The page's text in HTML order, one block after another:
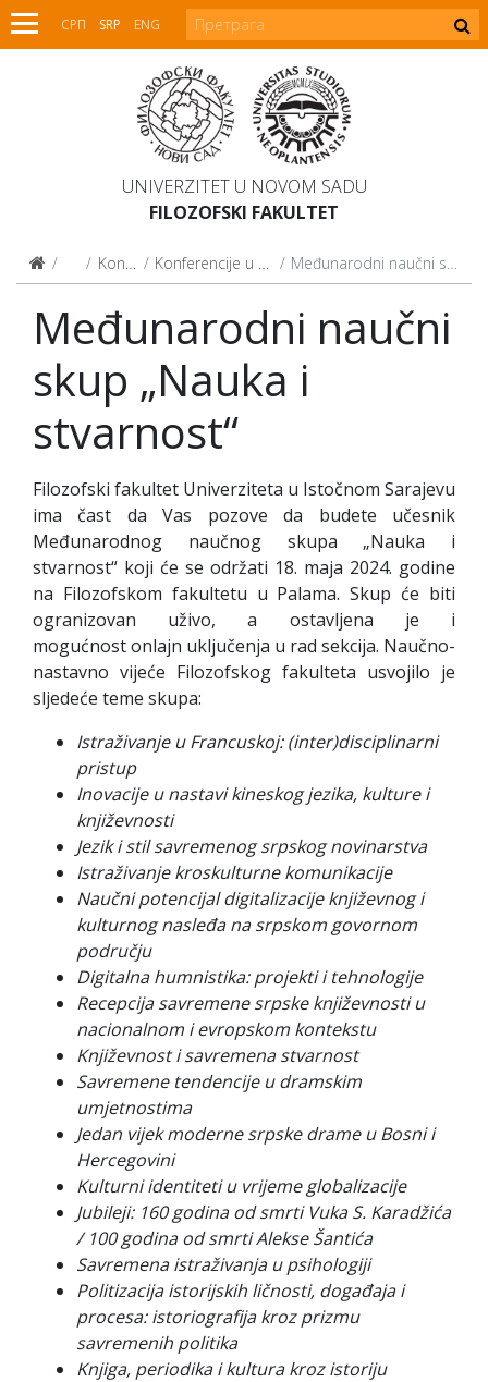
СРП SRP ENG
UNIVERZITET U NOVOM SADU
FILOZOFSKI FAKULTET
NaukaKonferencije Konferencije u organizaciji drugih Međunarodni naučni skup „Nauka i stvarnost“
Međunarodni naučni
skup „Nauka i
stvarnost“
Filozofski fakultet Univerziteta u Istočnom Sarajevu
ima čast da Vas pozove da budete učesnik
Međunarodnog naučnog skupa „Nauka i
stvarnost“ koji će se održati 18. maja 2024. godine
na Filozofskom fakultetu u Palama. Skup će biti
ogranizovan uživo, a ostavljena je i
mogućnost onlajn uključenja u rad sekcija. Naučno-
nastavno vijeće Filozofskog fakulteta usvojilo je
sljedeće teme skupa:
Istraživanje u Francuskoj: (inter)disciplinarni
pristup
Inovacije u nastavi kineskog jezika, kulture i
književnosti
Jezik i stil savremenog srpskog novinarstva
Istraživanje kroskulturne komunikacije
Naučni potencijal digitalizacije književnog i
kulturnog nasleđa na srpskom govornom
području
Digitalna humnistika: projekti i tehnologije
Recepcija savremene srpske književnosti u
nacionalnom i evropskom kontekstu
Književnost i savremena stvarnost
Savremene tendencije u dramskim
umjetnostima
Jedan vijek moderne srpske drame u Bosni i
Hercegovini
Kulturni identiteti u vrijeme globalizacije
Jubileji: 160 godina od smrti Vuka S. Karadžića
/ 100 godina od smrti Alekse Šantića
Savremena istraživanja u psihologiji
Politizacija istorijskih ličnosti, događaja i
procesa: istoriografija kroz prizmu
savremenih politika
Knjiga, periodika i kultura kroz istoriju